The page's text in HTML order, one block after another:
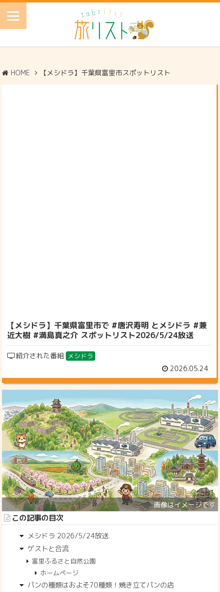
HOME 【メシドラ】千葉県富里市スポットリスト
【メシドラ】千葉県富里市で #唐沢寿明 とメシドラ #兼
近大樹 #満島真之介 スポットリスト2026/5/24放送
紹介された番組 メシドラ
2026.05.24
この記事の目次
メシドラ 2026/5/24放送
ゲストと合流
富里ふるさと自然公園
ホームページ
パンの種類はおよそ70種類！焼き立てパンの店